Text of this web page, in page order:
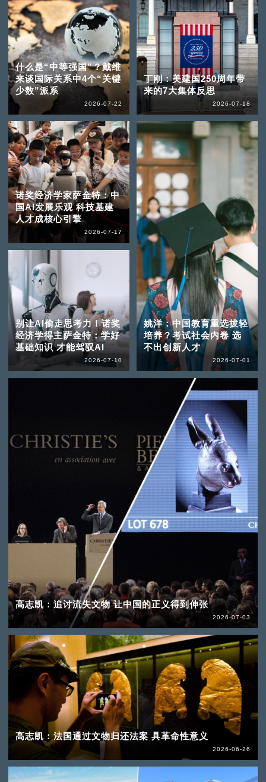
什么是“中等强国”？戴维
来谈国际关系中4个“关键
少数”派系
2026-07-22
丁刚：美建国250周年带
来的7大集体反思
2026-07-18
诺奖经济学家萨金特：中
国AI发展乐观 科技基建
人才成核心引擎
2026-07-17
别让AI偷走思考力！诺奖
经济学得主萨金特：学好
基础知识 才能驾驭AI
2026-07-10
高志凯：追讨流失文物 让中国的正义得到伸张
2026-07-03
姚洋：中国教育重选拔轻
培养？考试社会内卷 选
不出创新人才
2026-07-01
高志凯：法国通过文物归还法案 具革命性意义
2026-06-26